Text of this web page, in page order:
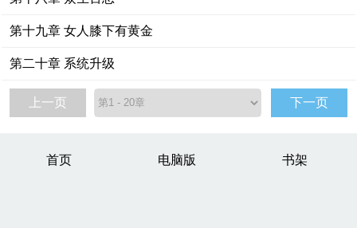
第十九章 女人膝下有黄金
第二十章 系统升级
上一页 下一页
首页 电脑版 书架